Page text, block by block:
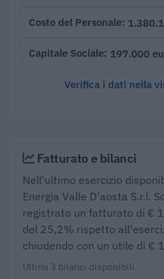
Costo del Personale
Capitale Sociale 197.000
Verifica i dati nella
Fatturato e bilanci
Nell'ultimo esercizio
Energia Valle D'aosta S.r.l.
registrato un fatturato di €
del 25,2% rispetto
chiudendo con un utile di €
Ultimi 3 bilanci disponibili.